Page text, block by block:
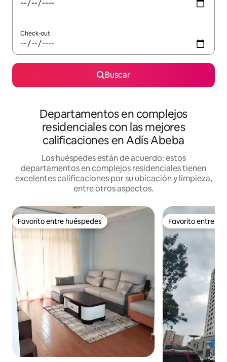
Check-out
Buscar
Departamentos en complejos
residenciales con las mejores
calificaciones en Adís Abeba
Los huéspedes están de acuerdo: estos
departamentos en complejos residenciales tienen
excelentes calificaciones por su ubicación y limpieza,
entre otros aspectos.
Favorito entre huéspedes
Favorito entre huéspedes Favorito entre
Favorito entre